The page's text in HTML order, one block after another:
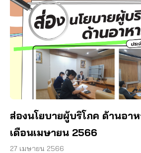
ส่องนโยบายผู้บริโภค ด้านอา
เดือนเมษายน 2566
27 เมษายน 2566